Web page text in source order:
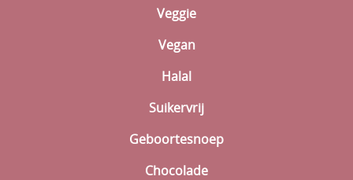
Veggie
Vegan
Halal
Suikervrij
Geboortesnoep
Chocolade